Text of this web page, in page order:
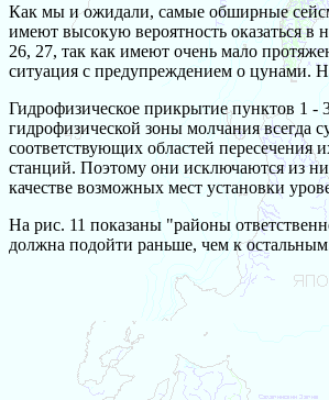
Как мы и ожидали, самые обширные
имеют высокую вероятность оказаться
26, 27, так как имеют очень мало
ситуация с предупреждением о цунами.
Гидрофизическое прикрытие пунктов 1 -
гидрофизической зоны молчания всегда
соответствующих областей пересечения
станций. Поэтому они исключаются из
качестве возможных мест установки
На рис. 11 показаны "районы
должна подойти раньше, чем к